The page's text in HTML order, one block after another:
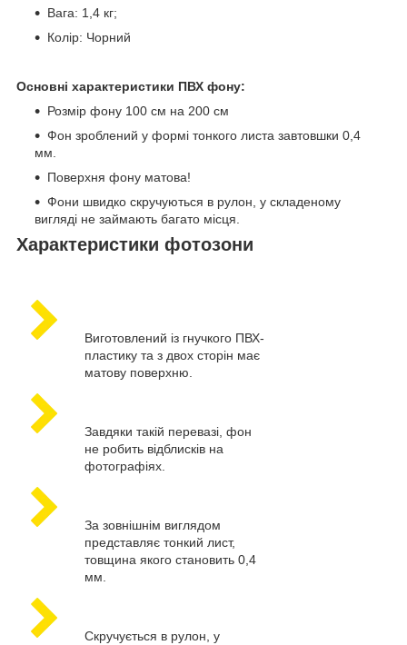
Вага: 1,4 кг;
Колір: Чорний
Основні характеристики ПВХ фону:
Розмір фону 100 см на 200 см
Фон зроблений у формі тонкого листа завтовшки 0,4
мм.
Поверхня фону матова!
Фони швидко скручуються в рулон, у складеному
вигляді не займають багато місця.
Характеристики фотозони
Виготовлений із гнучкого ПВХ-
пластику та з двох сторін має
матову поверхню.
Завдяки такій перевазі, фон
не робить відблисків на
фотографіях.
За зовнішнім виглядом
представляє тонкий лист,
товщина якого становить 0,4
мм.
Скручується в рулон, у